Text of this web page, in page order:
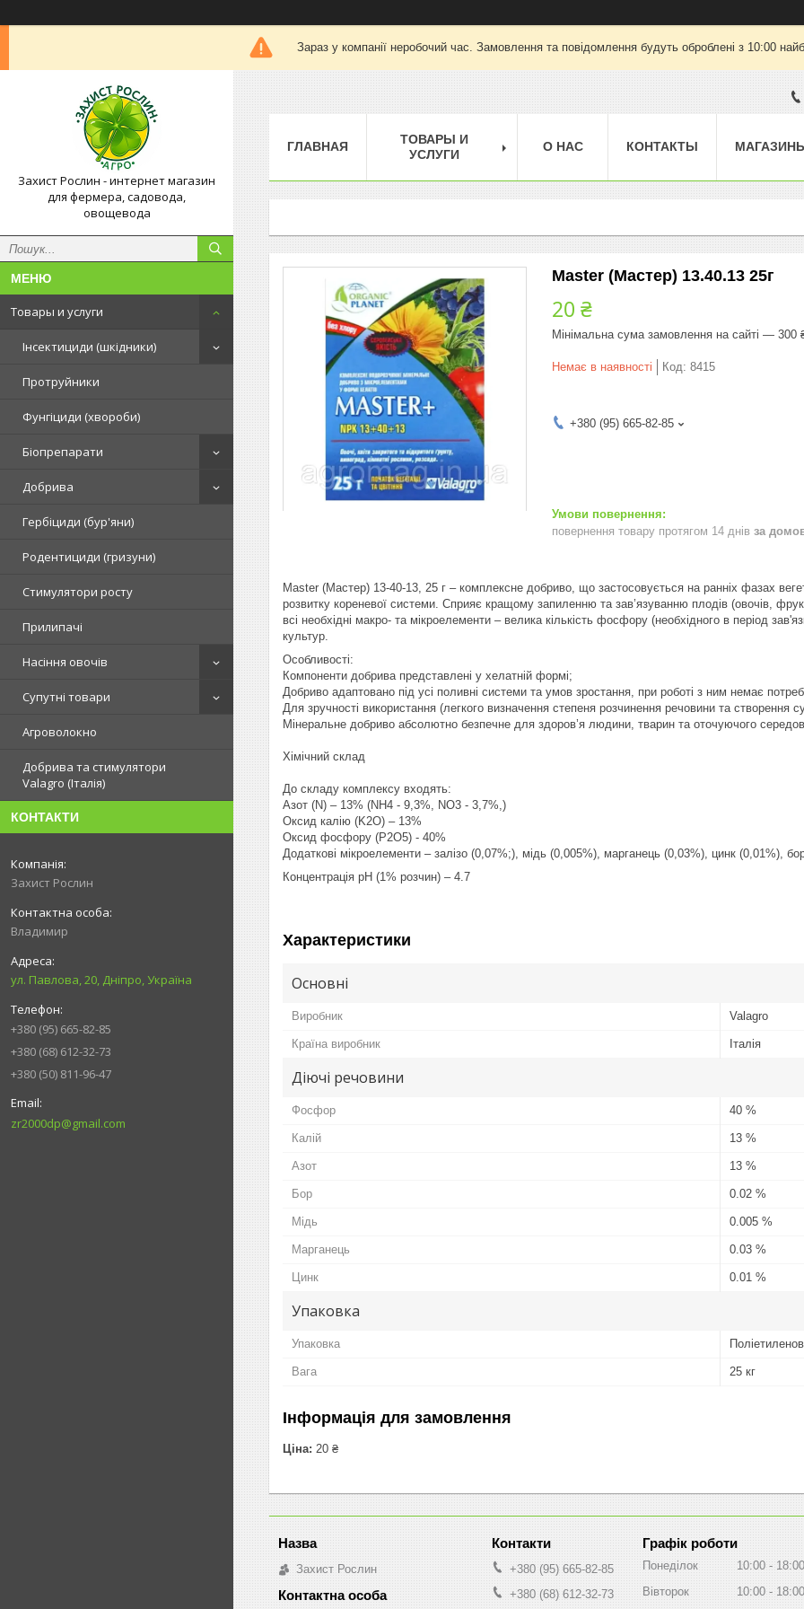
Зараз у компанії неробочий час. Замовлення та повідомлення будуть оброблені з 10:00
Захист Рослин - интернет магазин
для фермера, садовода,
овощевода
Товары и услуги
Інсектициди (шкідники)
Протруйники
Фунгіциди (хвороби)
Біопрепарати
Добрива
Гербіциди (бур'яни)
Родентициди (гризуни)
Стимулятори росту
Прилипачі
Насіння овочів
Супутні товари
Агроволокно
Добрива та стимулятори
Valagro (Італія)
КОНТАКТИ
Захист Рослин
Владимир
ул. Павлова, 20, Дніпро, Україна
+380 (95) 665-82-85
+380 (68) 612-32-73
+380 (50) 811-96-47
zr2000dp@gmail.com
ГЛАВНАЯ
ТОВАРЫ И
УСЛУГИ
О НАС КОНТАКТЫ
Master (Мастер) 13.40.13 25г
20 ₴
Мінімальна сума замовлення на сайті — 300
Немає в наявності Код: 8415
+380 (95) 665-82-85
повернення товару протягом 14 днів за
Master (Мастер) 13-40-13, 25 г – комплексне добриво, що застосовується на ранніх фазах
розвитку кореневої системи. Сприяє кращому запиленню та зав’язуванню плодів (овочів,
всі необхідні макро- та мікроелементи – велика кількість фосфору (необхідного в період
культур.
Особливості:
Компоненти добрива представлені у хелатній формі;
Добриво адаптовано під усі поливні системи та умов зростання, при роботі з ним немає
Для зручності використання (легкого визначення степеня розчинення речовини та створення
Мінеральне добриво абсолютно безпечне для здоров’я людини, тварин та оточуючого
Хімічний склад
До складу комплексу входять:
Азот (N) – 13% (NH4 - 9,3%, NO3 - 3,7%,)
Оксид калію (K2O) – 13%
Оксид фосфору (P2O5) - 40%
Додаткові мікроелементи – залізо (0,07%;), мідь (0,005%), марганець (0,03%), цинк (0,01%),
Концентрація pH (1% розчин) – 4.7
Характеристики
Основні
Виробник Valagro
Країна виробник Італія
Діючі речовини
Фосфор 40 %
Калій 13 %
Азот 13 %
Бор 0.02 %
Мідь 0.005 %
Марганець 0.03 %
Цинк 0.01 %
Упаковка
Упаковка
Вага 25 кг
Інформація для замовлення
Ціна: 20 ₴
Захист Рослин
+380 (95) 665-82-85
+380 (68) 612-32-73
Графік роботи
Понеділок 10:00
18:00
Вівторок
10:00 18:00